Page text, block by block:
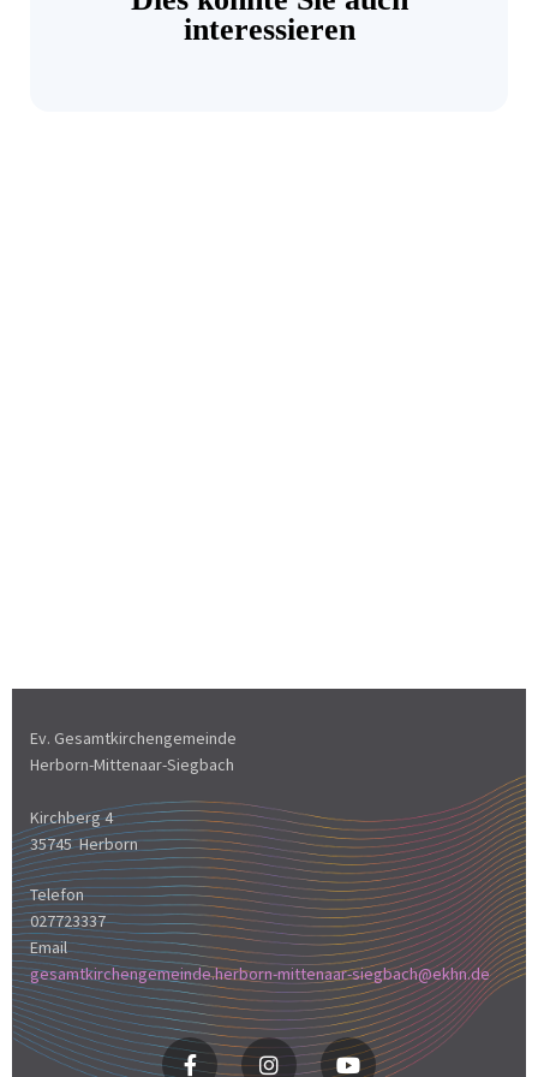
interessieren
Ev. Gesamtkirchengemeinde
Herborn-Mittenaar-Siegbach
Kirchberg 4
35745 Herborn
Telefon
027723337
Email
gesamtkirchengemeinde.herborn-mittenaar-siegbach@ekhn.de